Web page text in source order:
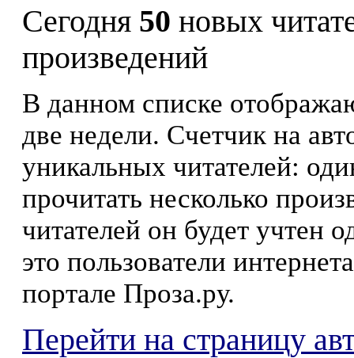
Сегодня 50 новых
произведений
В данном списке
две недели. Счетчик на
уникальных читателей:
прочитать несколько
читателей он будет учтен
это пользователи
портале Проза.ру.
Перейти на страницу